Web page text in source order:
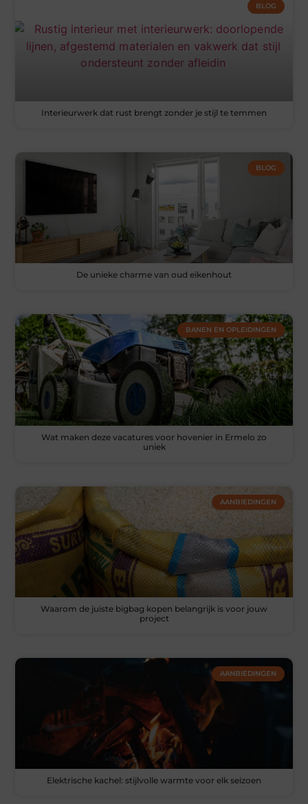
BLOG
Interieurwerk dat rust brengt zonder je stijl te temmen
BLOG
De unieke charme van oud eikenhout
BANEN EN OPLEIDINGEN
Wat maken deze vacatures voor hovenier in Ermelo zo
uniek
AANBIEDINGEN
Waarom de juiste bigbag kopen belangrijk is voor jouw
project
AANBIEDINGEN
Elektrische kachel: stijlvolle warmte voor elk seizoen